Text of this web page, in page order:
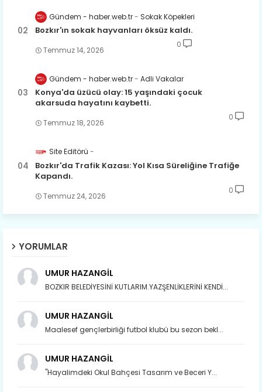
Gündem - haber.web.tr Sokak Köpekleri
Bozkır'ın sokak hayvanları öksüz kaldı.
Temmuz 14, 2026
0
Gündem - haber.web.tr Adli Vakalar
Konya'da üzücü olay: 15 yaşındaki çocuk
akarsuda hayatını kaybetti.
Temmuz 18, 2026
0
Site Editörü
Bozkır'da Trafik Kazası: Yol Kısa Süreliğine Trafiğe
Kapandı.
Temmuz 24, 2026
0
YORUMLAR
UMUR HAZANGİL
BOZKIR BELEDİYESİNİ KUTLARIM.YAZŞENLİKLERİNİ KENDİ...
UMUR HAZANGİL
Maalesef gençlerbirliği futbol klubü bu sezon bekl...
UMUR HAZANGİL
"Hayalimdeki Okul Bahçesi Tasarım ve Beceri Y...